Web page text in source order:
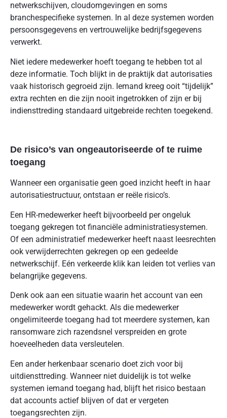
netwerkschijven, cloudomgevingen en soms
branchespecifieke systemen. In al deze systemen worden
persoonsgegevens en vertrouwelijke bedrijfsgegevens
verwerkt.
Niet iedere medewerker hoeft toegang te hebben tot al
deze informatie. Toch blijkt in de praktijk dat autorisaties
vaak historisch gegroeid zijn. Iemand kreeg ooit “tijdelijk”
extra rechten en die zijn nooit ingetrokken of zijn er bij
indiensttreding standaard uitgebreide rechten toegekend.
De risico’s van ongeautoriseerde of te ruime
toegang
Wanneer een organisatie geen goed inzicht heeft in haar
autorisatiestructuur, ontstaan er reële risico’s.
Een HR-medewerker heeft bijvoorbeeld per ongeluk
toegang gekregen tot financiële administratiesystemen.
Of een administratief medewerker heeft naast leesrechten
ook verwijderrechten gekregen op een gedeelde
netwerkschijf. Eén verkeerde klik kan leiden tot verlies van
belangrijke gegevens.
Denk ook aan een situatie waarin het account van een
medewerker wordt gehackt. Als die medewerker
ongelimiteerde toegang had tot meerdere systemen, kan
ransomware zich razendsnel verspreiden en grote
hoeveelheden data versleutelen.
Een ander herkenbaar scenario doet zich voor bij
uitdiensttreding. Wanneer niet duidelijk is tot welke
systemen iemand toegang had, blijft het risico bestaan
dat accounts actief blijven of dat er vergeten
toegangsrechten zijn.